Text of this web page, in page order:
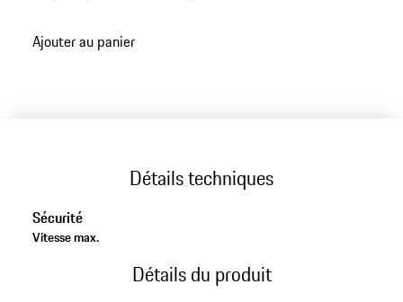
Ajouter au panier
Détails techniques
Sécurité
Vitesse max.
Détails du produit